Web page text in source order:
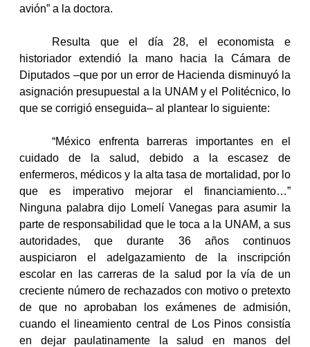
avión” a la doctora.
Resulta que el día 28, el economista e
historiador extendió la mano hacia la Cámara de
Diputados –que por un error de Hacienda disminuyó la
asignación presupuestal a la UNAM y el Politécnico, lo
que se corrigió enseguida– al plantear lo siguiente:
“México enfrenta barreras importantes en el
cuidado de la salud, debido a la escasez de
enfermeros, médicos y la alta tasa de mortalidad, por lo
que es imperativo mejorar el financiamiento…”
Ninguna palabra dijo Lomelí Vanegas para asumir la
parte de responsabilidad que le toca a la UNAM, a sus
autoridades, que durante 36 años continuos
auspiciaron el adelgazamiento de la inscripción
escolar en las carreras de la salud por la vía de un
creciente número de rechazados con motivo o pretexto
de que no aprobaban los exámenes de admisión,
cuando el lineamiento central de Los Pinos consistía
en dejar paulatinamente la salud en manos del